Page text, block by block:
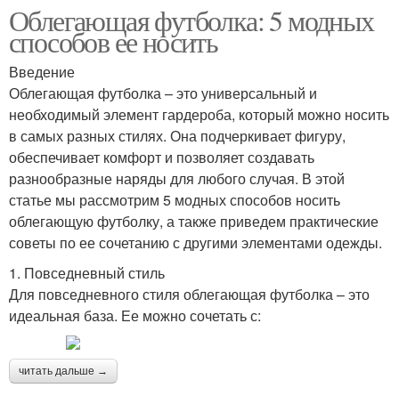
Облегающая футболка: 5 модных
способов ее носить
Введение
Облегающая футболка – это универсальный и
необходимый элемент гардероба, который можно носить
в самых разных стилях. Она подчеркивает фигуру,
обеспечивает комфорт и позволяет создавать
разнообразные наряды для любого случая. В этой
статье мы рассмотрим 5 модных способов носить
облегающую футболку, а также приведем практические
советы по ее сочетанию с другими элементами одежды.
1. Повседневный стиль
Для повседневного стиля облегающая футболка – это
идеальная база. Ее можно сочетать с:
читать дальше →